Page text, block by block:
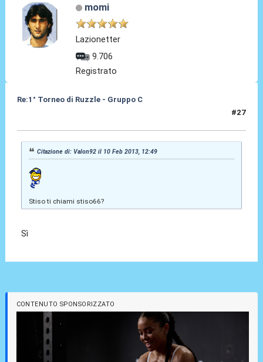
momi
Lazionetter
9.706
Registrato
Re:1° Torneo di Ruzzle - Gruppo C
#27
Citazione di: Valon92 il 10 Feb 2013, 12:49
Stiso ti chiami stiso66?
Sì
CONTENUTO SPONSORIZZATO